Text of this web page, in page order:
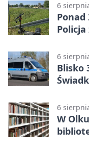
6
Policja
6
Blisko
6
W